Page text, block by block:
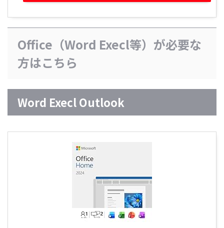
Office（Word Execl等）が必要な
方はこちら
Word Execl Outlook